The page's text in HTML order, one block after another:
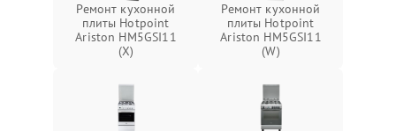
Ремонт кухонной
плиты Hotpoint
Ariston HM5GSI11
(X)
Ремонт кухонной
плиты Hotpoint
Ariston HM5GSI11
(W)